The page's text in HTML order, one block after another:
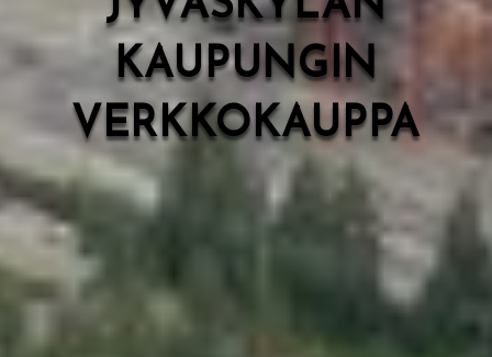
KAUPUNGIN
VERKKOKAUPPA